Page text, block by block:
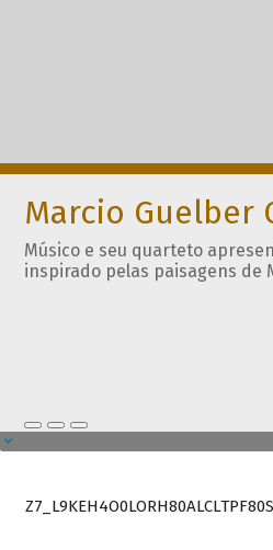
Marcio Guelber
Músico e seu quarteto
inspirado pelas paisagens de